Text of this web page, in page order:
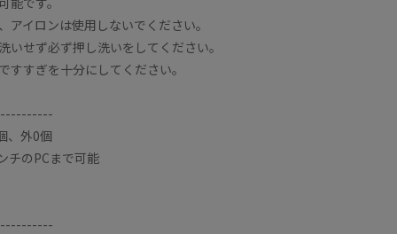
り入ります。
しやすいです。
ー
イロンは使用しないでください。
いせず必ず押し洗いをしてください。
すすぎを十分にしてください。
、外0個
チのPCまで可能